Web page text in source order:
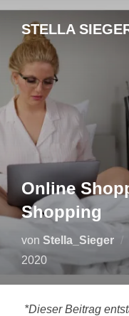
Zum
Inhalt
springen
STELLA
Online
Shopping
von Stella_Sieger
2020
*Dieser Beitrag